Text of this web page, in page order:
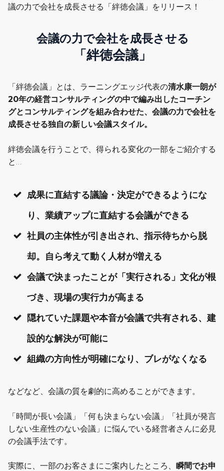
議の力で会社を成長させる「絆徳会議」をリリース！
会議の力で会社を成長させる
「絆徳会議」
「絆徳会議」とは、ラーニングエッジ代表の清水康一朗が
20年の経営コンサルティングの中で編み出したコーチン
グとコンサルティングを組み合わせた、会議の力で会社を
成長させる独自の新しい会議スタイル。
絆徳会議を行うことで、得られる変化の一部をご紹介する
と…
成果に直結する議論・決定ができるようにな
り、業績アップに直結する会議ができる
社員の主体性が引き出され、指示待ちから脱
却。自ら考えて動く人材が増える
会議で決まったことが「実行される」文化が根
づき、現場の実行力が高まる
隠れていた課題や本音が会議で共有される、建
設的な解決が可能に
組織の方向性が明確になり、ブレがなくなる
などなど、会議の質を劇的に高めることができます。
「時間が長い会議」「何も決まらない会議」「社員が発言
しない生産性のない会議」に悩んでいる経営者さんに必見
の会議手法です。
実際に、一部のお客さまにご案内したところ、 瞬間でお申